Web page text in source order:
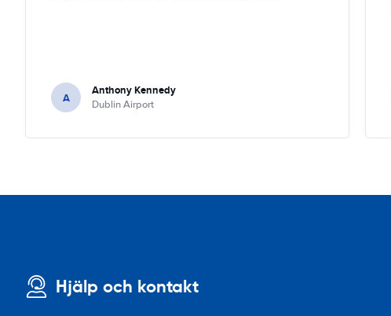
A Anthony Kennedy
Dublin Airport
Hjälp och kontakt